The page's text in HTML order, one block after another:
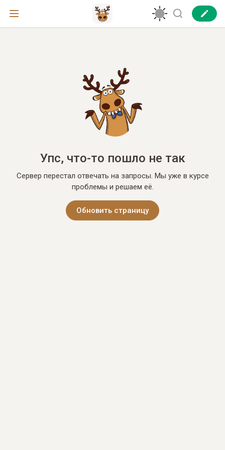
Упс, что-то пошло не так
Сервер перестал отвечать на запросы. Мы уже в курсе
проблемы и решаем её.
Обновить страницу